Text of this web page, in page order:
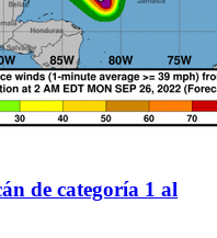
de categoría 1 al